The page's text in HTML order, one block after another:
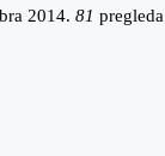
2014. 81 pregleda